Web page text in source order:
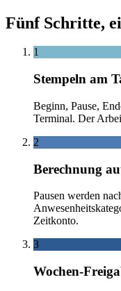
Fünf Schritte,
1
Stempeln am
Beginn, Pause,
Terminal. Der
2
Berechnung
Pausen werden
Zeitkonto.
3
Wochen-